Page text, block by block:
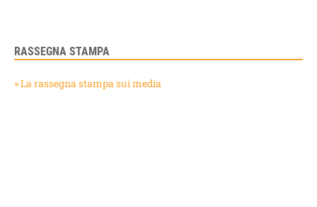
RASSEGNA STAMPA
» La rassegna stampa sui media